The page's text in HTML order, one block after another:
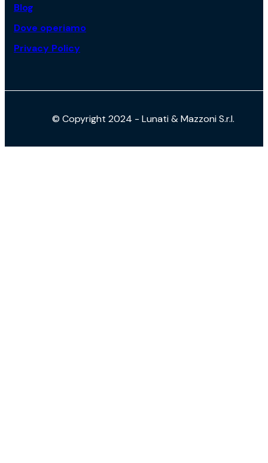
Blog
Dove operiamo
Privacy Policy
© Copyright 2024 - Lunati & Mazzoni S.r.l.